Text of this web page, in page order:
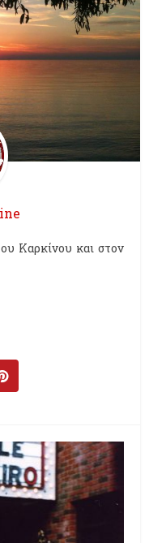
Καρκίνου και στον